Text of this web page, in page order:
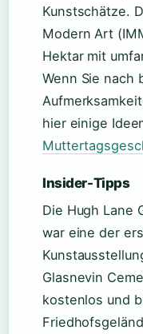
Kunstschätze.
Modern Art
Hektar mit
Wenn Sie nach
hier einige
Insider-Tipps
Die Hugh Lane
war eine der
Glasnevin
kostenlos und